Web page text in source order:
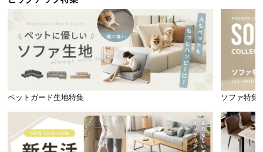
すのこ一枚一枚にまでこだわり、快適な寝心地を追
求。ストレスフリーな睡眠をお届けします。
ペットガード生地特集 ソファ特集